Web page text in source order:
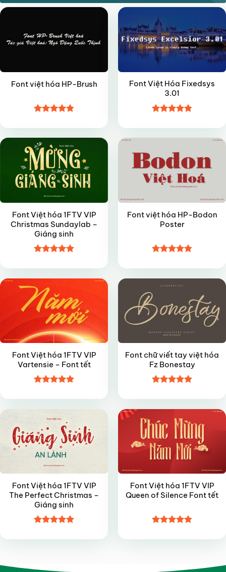
Font việt hóa HP-Brush
hạng4.85
sao
Font Việt Hóa Fixedsys
3.01
hạng4.85
sao
Font Việt hóa 1FTV VIP
Christmas Sundaylab –
Giáng sinh
hạng55
Font việt hóa HP-Bodon
Poster
hạng4.85
Font Việt hóa 1FTV VIP
Vartensie – Font tết
hạng4.95
Font chữ viết tay việt hóa
Fz Bonestay
hạng4.95
Font Việt hóa 1FTV VIP
The Perfect Christmas –
Giáng sinh
hạng55
Font Việt hóa 1FTV VIP
Queen of Silence Font tết
hạng4.85